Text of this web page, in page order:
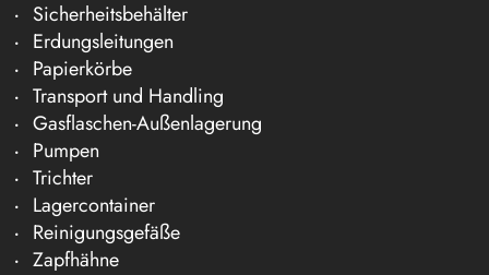
Sicherheitsbehälter
Erdungsleitungen
Papierkörbe
Transport und Handling
Gasflaschen-Außenlagerung
Pumpen
Trichter
Lagercontainer
Reinigungsgefäße
Zapfhähne